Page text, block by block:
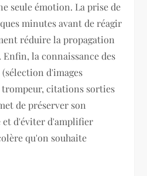
seule émotion. La prise de
minutes avant de réagir
réduire la propagation
la connaissance des
d'images
trompeur, citations sorties
de préserver son
et d'éviter d'amplifier
qu'on souhaite